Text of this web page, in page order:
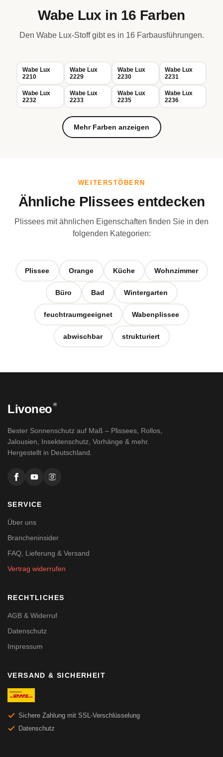
Wabe Lux in 16 Farben
Den Wabe Lux-Stoff gibt es in 16 Farbausführungen.
Wabe Lux
2210
Wabe Lux
2229
Wabe Lux
2230
Wabe Lux
2231
Wabe Lux
2232
Wabe Lux
2233
Wabe Lux
2235
Wabe Lux
2236
Mehr Farben anzeigen
WEITERSTÖBERN
Ähnliche Plissees entdecken
Plissees mit ähnlichen Eigenschaften finden Sie in den
folgenden Kategorien:
Plissee Orange Küche Wohnzimmer
Büro Bad Wintergarten
feuchtraumgeeignet Wabenplissee
abwischbar strukturiert
Livoneo ®
Bester Sonnenschutz auf Maß – Plissees, Rollos,
Jalousien, Insektenschutz, Vorhänge & mehr.
Hergestellt in Deutschland.
SERVICE
Über uns
Brancheninsider
FAQ, Lieferung & Versand
Vertrag widerrufen
RECHTLICHES
AGB & Widerruf
Datenschutz
Impressum
VERSAND & SICHERHEIT
Sichere Zahlung mit SSL-Verschlüsselung
Datenschutz